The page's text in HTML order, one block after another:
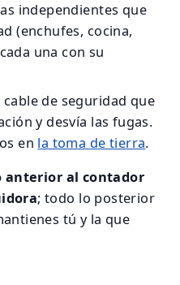
independientes que
(enchufes, cocina,
una con su
cable de seguridad que
y desvía las fugas.
en la toma de tierra.
anterior al contador
; todo lo posterior
tú y la que